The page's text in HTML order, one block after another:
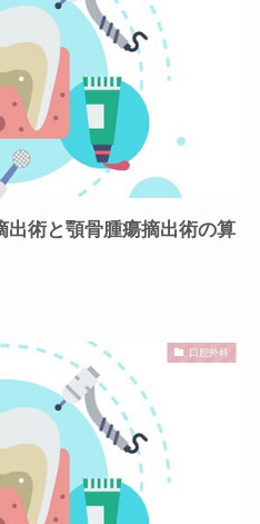
出術と顎骨腫瘍摘出術の算
口腔外科